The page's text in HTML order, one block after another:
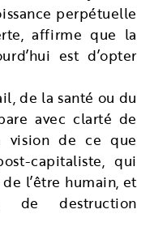
perpétuelle
affirme que la
est d’opter
de la santé ou du
avec clarté de
vision de ce que
capitaliste, qui
l’être humain, et
de destruction